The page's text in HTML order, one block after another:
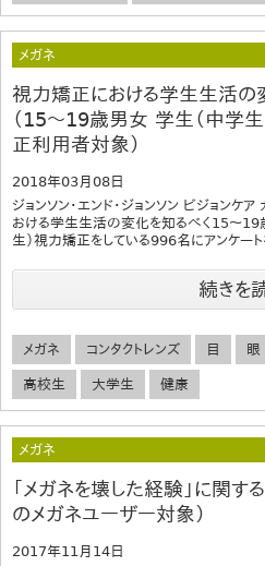
メガネ
視力矯正における学生生活
（15～19歳男女 学生（中学生
正利用者対象）
2018年03月08日
ジョンソン・エンド・ジョンソン ビジョンケ
おける学生生活の変化を知るべく15～19
生）視力矯正をしている996名にアンケー
続きを
メガネ コンタクトレンズ 目 眼
高校生 大学生 健康
メガネ
「メガネを壊した経験」に関
のメガネユーザー対象）
2017年11月14日